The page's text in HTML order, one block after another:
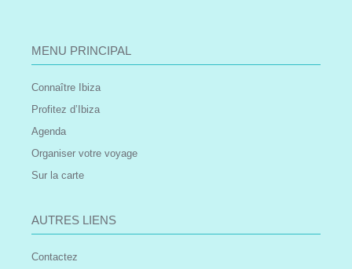
MENU PRINCIPAL
Connaître Ibiza
Profitez d’Ibiza
Agenda
Organiser votre voyage
Sur la carte
AUTRES LIENS
Contactez